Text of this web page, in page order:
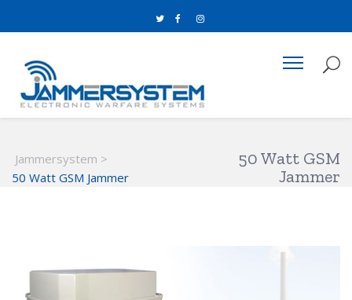
Jammersystem >
50 Watt GSM Jammer
50 Watt GSM
Jammer